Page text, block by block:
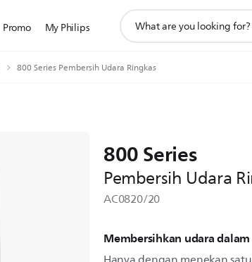
Promo My Philips
pencarian
800 Series Pembersih Udara Ringkas
800 Series
Pembersih Udara
AC0820/20
Membersihkan udara